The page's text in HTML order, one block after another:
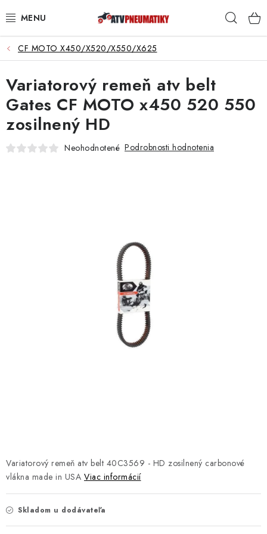
na
PNEUMATIKY
DISKY
ROZŠIROVACIE PODLOŽKY
NÁHRADNÉ DIELY NA ŠTVORKOLKY
NAVIJAKY COME UP WARN
NOVINKY
CF MOTO X450/X520/X550/X625
Variatorový remeň atv belt 40C3569 - HD zosilnený carbonové
vlákna made in USA Viac informácií
Skladom u dodávateľa
Variatorový remeň atv belt
Gates CF MOTO x450 520 550
zosilnený HD
Neohodnotené Podrobnosti hodnotenia